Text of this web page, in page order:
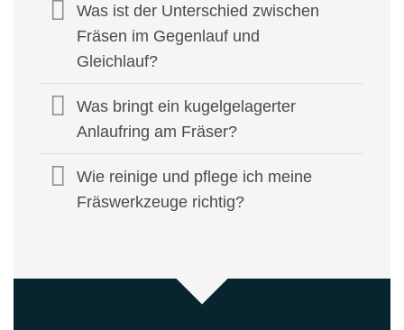
Was ist der Unterschied zwischen
Fräsen im Gegenlauf und
Gleichlauf?
Was bringt ein kugelgelagerter
Anlaufring am Fräser?
Wie reinige und pflege ich meine
Fräswerkzeuge richtig?